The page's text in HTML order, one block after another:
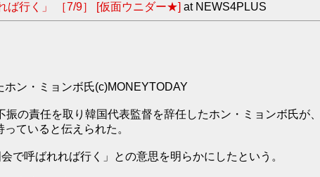
ば行く」 ［7/9］ [仮面ウニダー★] at NEWS4PLUS
ン・ミョンボ氏(c)MONEYTODAY
の責任を取り韓国代表監督を辞任したホン・ミョンボ氏が、
ていると伝えられた。
で呼ばれれば行く」との意思を明らかにしたという。